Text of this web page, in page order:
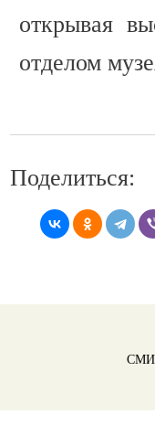
открывая
отделом
Поделиться:
СМИ